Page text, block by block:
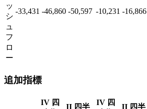
ッ
シ
ュ
フ
ロ
ー
-33,431 -46,860 -50,597 -10,231 -16,866
追加指標
IV 四
II 四半
IV 四
II 四半